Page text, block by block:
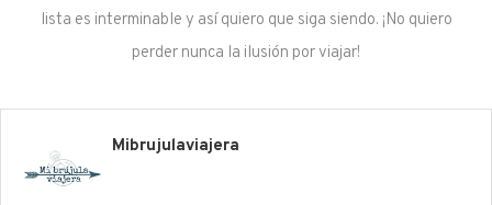
lista es interminable y así quiero que siga siendo. ¡No quiero
perder nunca la ilusión por viajar!
Mibrujulaviajera